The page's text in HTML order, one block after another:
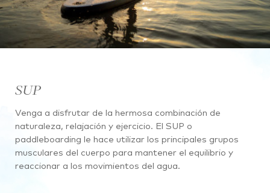
SUP
Venga a disfrutar de la hermosa combinación de
naturaleza, relajación y ejercicio. El SUP o
paddleboarding le hace utilizar los principales grupos
musculares del cuerpo para mantener el equilibrio y
reaccionar a los movimientos del agua.